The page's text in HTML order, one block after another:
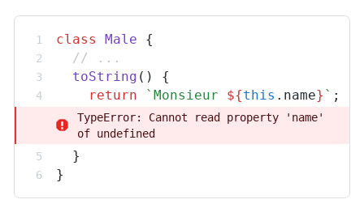
class Male {
// ...
toString () {
return
`Monsieur ${this . name} ` ;
TypeError: Cannot read property 'name'
of undefined
  }
}